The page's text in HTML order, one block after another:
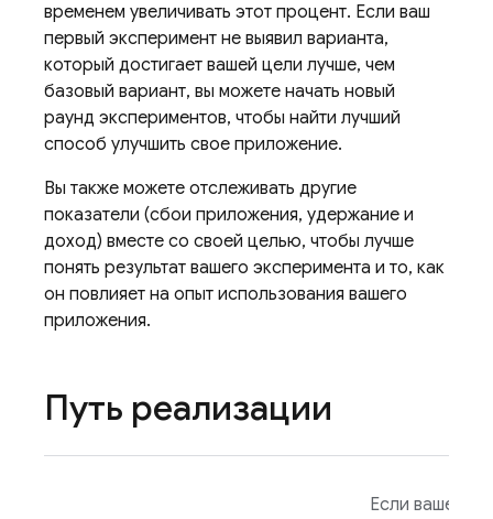
временем увеличивать этот процент. Если ваш
первый эксперимент не выявил варианта,
который достигает вашей цели лучше, чем
базовый вариант, вы можете начать новый
раунд экспериментов, чтобы найти лучший
способ улучшить свое приложение.
Вы также можете отслеживать другие
показатели (сбои приложения, удержание и
доход) вместе со своей целью, чтобы лучше
понять результат вашего эксперимента и то, как
он повлияет на опыт использования вашего
приложения.
Путь реализации
Если ваше